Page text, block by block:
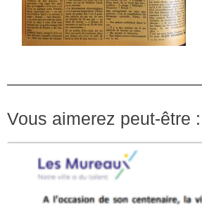
Vous aimerez peut-être :